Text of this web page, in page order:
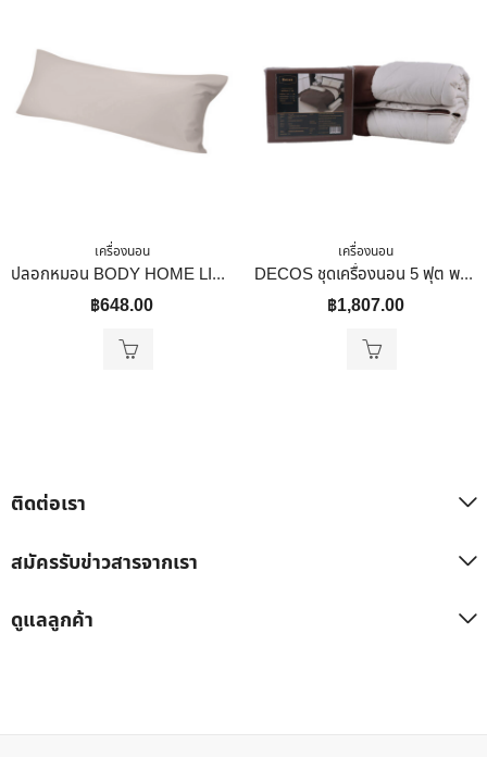
เครื่องนอน
ปลอกหมอน BODY HOME LIVING STYLE COTTON SATEEN II สี BROWN
฿648.00
เครื่องนอน
DECOS ชุดเครื่องนอน 5 ฟุต พร้อมนวม ทูโทน สีน้ำตาล
฿1,807.00
ติดต่อเรา
สมัครรับข่าวสารจากเรา
ดูแลลูกค้า